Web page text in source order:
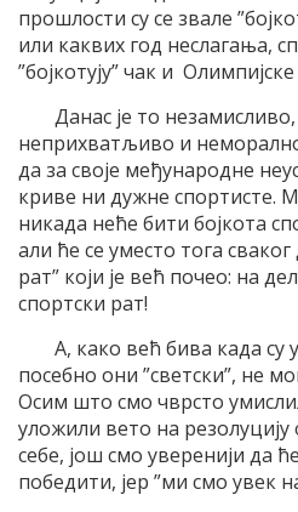
прошлости су се звале
или каквих год неслагања,
”бојкотују” чак и
Данас је то незамисливо,
неприхватљиво и
да за своје међународне
криве ни дужне спортисте.
никада неће бити бојкота
али ће се уместо тога
рат” који је већ почео: на
спортски рат!
А, како већ бива када су
посебно они ”светски”, не
Осим што смо чврсто
уложили вето на
себе, још смо уверенији да
победити, јер ”ми смо увек